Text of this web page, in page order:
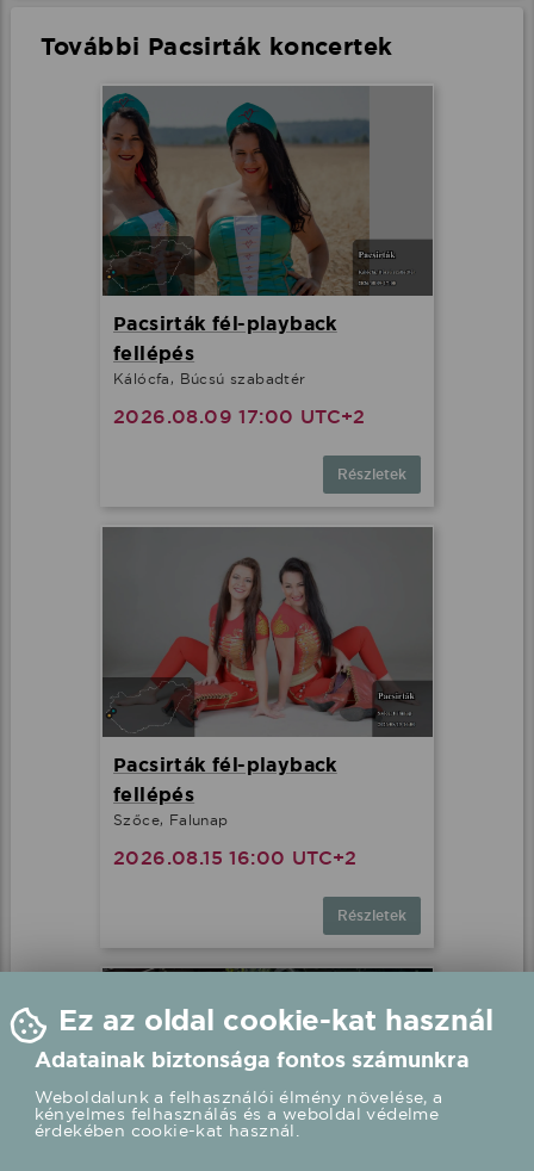
További Pacsirták koncertek
Pacsirták fél-playback
fellépés
Kálócfa, Búcsú szabadtér
2026.08.09 17:00 UTC+2
Részletek
Pacsirták fél-playback
fellépés
Szőce, Falunap
2026.08.15 16:00 UTC+2
Részletek
Ez az oldal cookie-kat használ
Adatainak biztonsága fontos számunkra
Weboldalunk a felhasználói élmény növelése, a
kényelmes felhasználás és a weboldal védelme
érdekében cookie-kat használ.